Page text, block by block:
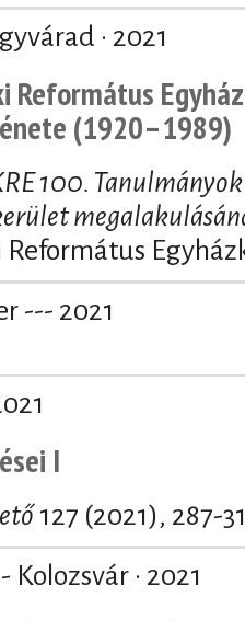
· 2021
Református
(1920–1989)
100.
--- 2021
I
127 (2021), 287-
· 2021